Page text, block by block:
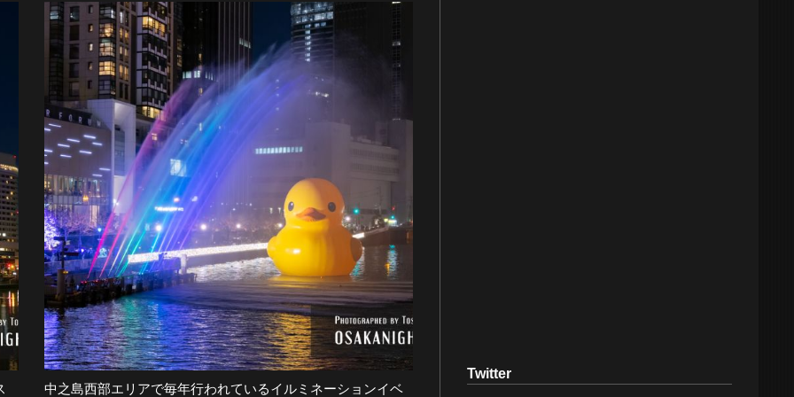
中之島西部エリアで毎年行われているイルミネーションイベ
Twitter